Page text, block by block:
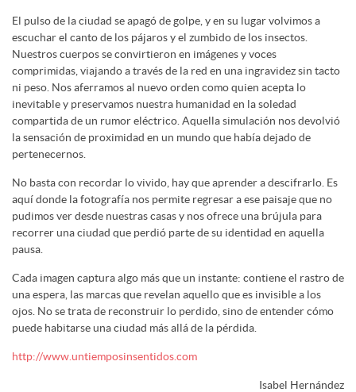
El pulso de la ciudad se apagó de golpe, y en su lugar volvimos a
escuchar el canto de los pájaros y el zumbido de los insectos.
Nuestros cuerpos se convirtieron en imágenes y voces
comprimidas, viajando a través de la red en una ingravidez sin tacto
ni peso. Nos aferramos al nuevo orden como quien acepta lo
inevitable y preservamos nuestra humanidad en la soledad
compartida de un rumor eléctrico. Aquella simulación nos devolvió
la sensación de proximidad en un mundo que había dejado de
pertenecernos.
No basta con recordar lo vivido, hay que aprender a descifrarlo. Es
aquí donde la fotografía nos permite regresar a ese paisaje que no
pudimos ver desde nuestras casas y nos ofrece una brújula para
recorrer una ciudad que perdió parte de su identidad en aquella
pausa.
Cada imagen captura algo más que un instante: contiene el rastro de
una espera, las marcas que revelan aquello que es invisible a los
ojos. No se trata de reconstruir lo perdido, sino de entender cómo
puede habitarse una ciudad más allá de la pérdida.
http://www.untiemposinsentidos.com
Isabel Hernández